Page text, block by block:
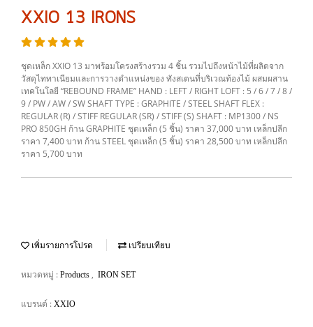
XXIO 13 IRONS
ชุดเหล็ก XXIO 13 มาพร้อมโครงสร้างรวม 4 ชิ้น รวมไปถึงหน้าไม้ที่ผลิตจาก
วัสดุไททาเนียมและการวางตำแหน่งของ ทังสเตนที่บริเวณท้องไม้ ผสมผสาน
เทคโนโลยี “REBOUND FRAME” HAND : LEFT / RIGHT LOFT : 5 / 6 / 7 / 8 /
9 / PW / AW / SW SHAFT TYPE : GRAPHITE / STEEL SHAFT FLEX :
REGULAR (R) / STIFF REGULAR (SR) / STIFF (S) SHAFT : MP1300 / NS
PRO 850GH ก้าน GRAPHITE ชุดเหล็ก (5 ชิ้น) ราคา 37,000 บาท เหล็กปลีก
ราคา 7,400 บาท ก้าน STEEL ชุดเหล็ก (5 ชิ้น) ราคา 28,500 บาท เหล็กปลีก
ราคา 5,700 บาท
เพิ่มรายการโปรด เปรียบเทียบ
หมวดหมู่ : Products , IRON SET
แบรนด์ : XXIO